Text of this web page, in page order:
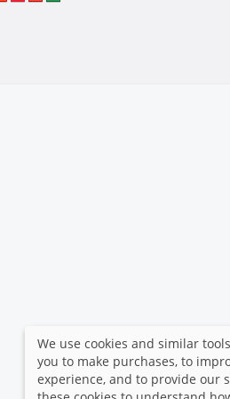
We use cookies and similar
you to make purchases, to
experience, and to provide our